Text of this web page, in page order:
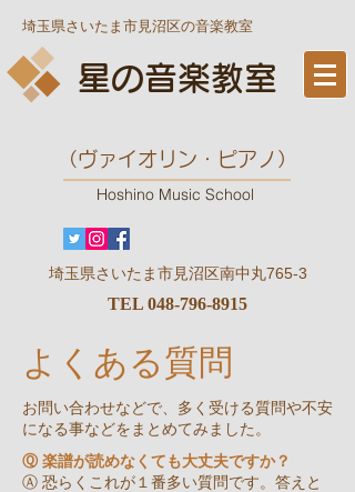
埼玉県さいたま市見沼区の音楽教室
星の音楽教室
​（ヴァイオリン・ピアノ）
Hoshino Music School
​埼玉県さいたま市見沼区南中丸765-3
TEL 048-796-8915
​よくある質問
お問い合わせなどで、多く受ける質問や不安
になる事などをまとめてみました。
Ⓠ 楽譜が読めなくても大丈夫ですか？
Ⓐ 恐らくこれが１番多い質問です。答えと